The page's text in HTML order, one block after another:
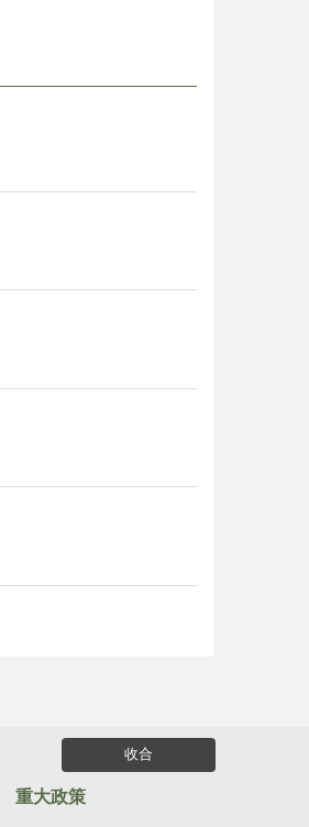
收合
重大政策